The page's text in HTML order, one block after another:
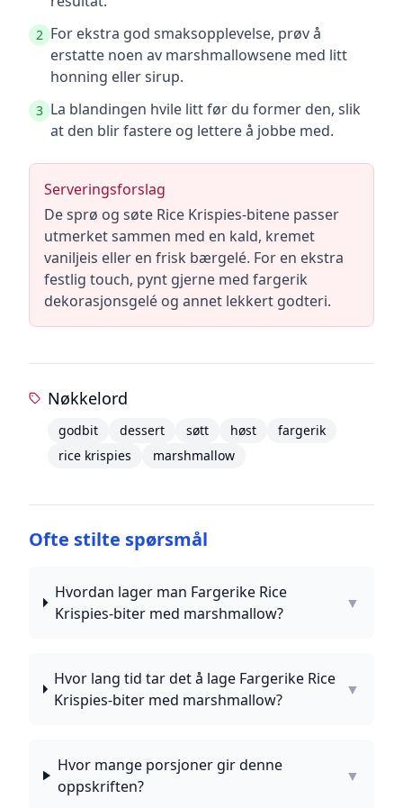
2 For ekstra god smaksopplevelse, prøv å
erstatte noen av marshmallowsene med litt
honning eller sirup.
3 La blandingen hvile litt før du former den, slik
at den blir fastere og lettere å jobbe med.
Serveringsforslag
De sprø og søte Rice Krispies-bitene passer
utmerket sammen med en kald, kremet
vaniljeis eller en frisk bærgelé. For en ekstra
festlig touch, pynt gjerne med fargerik
dekorasjonsgelé og annet lekkert godteri.
Nøkkelord
godbit dessert søtt høst
fargerik
rice krispies
marshmallow
Ofte stilte spørsmål
Hvordan lager man Fargerike Rice
Krispies-biter med marshmallow?
▼
Hvor lang tid tar det å lage Fargerike Rice
Krispies-biter med marshmallow?
▼
Hvor mange porsjoner gir denne
oppskriften?
▼